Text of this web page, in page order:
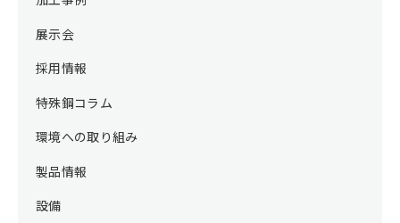
展示会
採用情報
特殊鋼コラム
環境への取り組み
製品情報
設備